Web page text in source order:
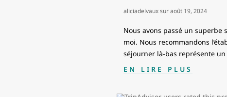
aliciadelvauxsuraoût 19, 2024
Nous avons passé un superbe
moi. Nous recommandons
séjourner là-bas représente
EN LIRE PLUS